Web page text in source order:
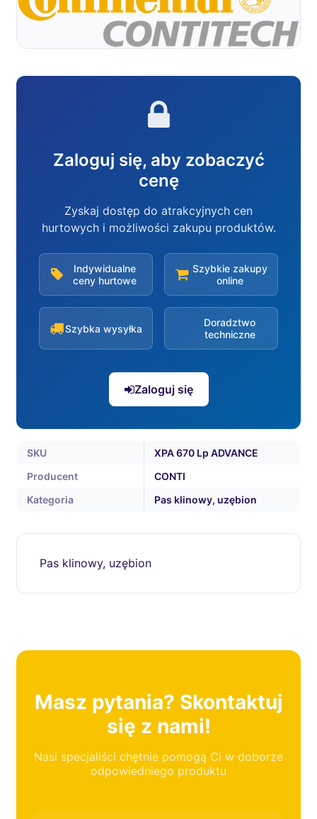
Zaloguj się, aby zobaczyć
cenę
Zyskaj dostęp do atrakcyjnych cen
hurtowych i możliwości zakupu produktów.
Indywidualne
ceny hurtowe
Szybkie zakupy
online
Szybka wysyłka
Doradztwo
techniczne
Zaloguj się
SKU
XPA 670 Lp ADVANCE
Producent
CONTI
Kategoria
Pas klinowy, uzębion
Pas klinowy, uzębion
Masz pytania? Skontaktuj
się z nami!
Nasi specjaliści chętnie pomogą Ci w doborze
odpowiedniego produktu